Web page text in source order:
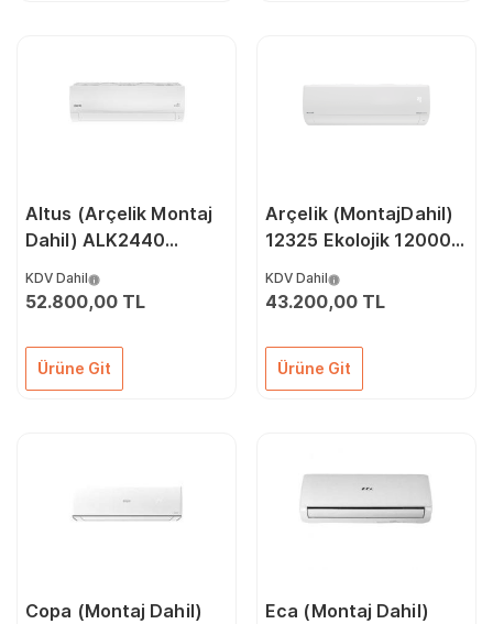
Altus (Arçelik Montaj
Dahil) ALK2440
İnverter Klima
KDV Dahil
52.800,00 TL
Ürüne Git
Arçelik (MontajDahil)
12325 Ekolojik 12000
KDV Dahil
43.200,00 TL
Ürüne Git
Copa (Montaj Dahil)
Eca (Montaj Dahil)